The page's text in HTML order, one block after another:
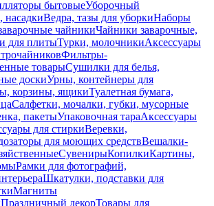
бытовыеУборочный
Ведра, тазы для уборкиНаборы
чайникиЧайники заварочные,
для плитыТурки, молочникиАксессуары
Фильтры-
товарыСушилки для белья,
доскиУрны, контейнеры для
корзины, ящикиТуалетная бумага,
Салфетки, мочалки, губки, мусорные
пакетыУпаковочная тараАксессуары
для стиркиВеревки,
для моющих средствВешалки-
СувенирыКопилкиКартины,
Рамки для фотографий,
Шкатулки, подставки для
Магниты
Праздничный декорТовары для